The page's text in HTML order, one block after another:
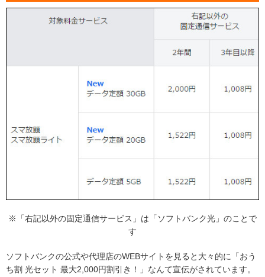
※「右記以外の固定通信サービス」は「ソフトバンク光」のことで
す
ソフトバンクの公式や代理店のWEBサイトを見ると大々的に「おう
ち割 光セット 最大2,000円割引き！」なんて宣伝がされています。